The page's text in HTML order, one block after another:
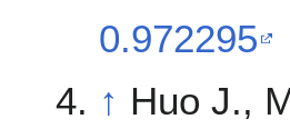
0.972295
↑ Huo J.,